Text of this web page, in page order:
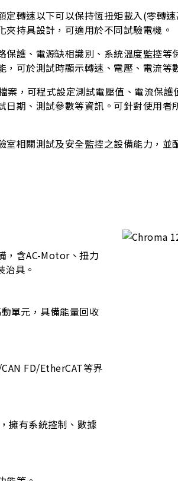
轉速以下可以保持恆扭矩載入(零轉
持具設計，可適用於不同試驗電機。
保護、電源缺相識別、系統溫度監控
可於測試時顯示轉速、電壓、電流
案，可程式設定測試電壓值、電流保
期、測試參數等資訊。可針對使用
相關測試及安全監控之設備能力，
，含AC-Motor、扭力
具。
單元，具備能量回收
FD/EtherCAT等界
擁有系統控制、數據